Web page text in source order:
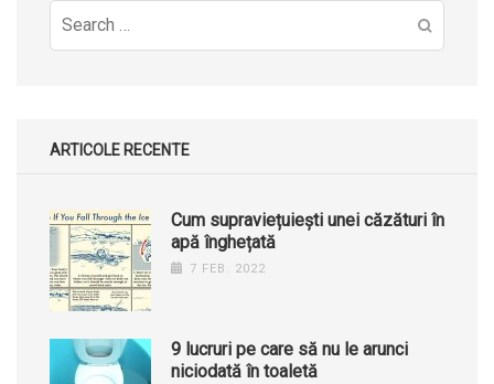
Search
for:
ARTICOLE RECENTE
Cum supraviețuiești unei căzături în
apă înghețată
7 FEB. 2022
9 lucruri pe care să nu le arunci
niciodată în toaletă